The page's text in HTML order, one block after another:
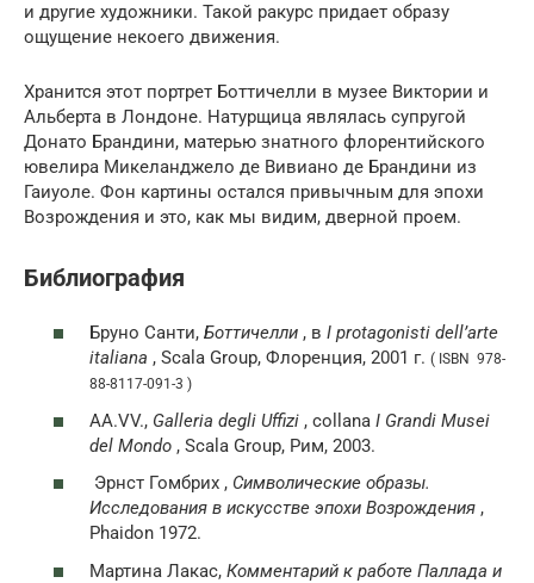
и другие художники. Такой ракурс придает образу
ощущение некоего движения.
Хранится этот портрет Боттичелли в музее Виктории и
Альберта в Лондоне. Натурщица являлась супругой
Донато Брандини, матерью знатного флорентийского
ювелира Микеланджело де Вивиано де Брандини из
Гаиуоле. Фон картины остался привычным для эпохи
Возрождения и это, как мы видим, дверной проем.
Библиография
Бруно Санти, Боттичелли , в I protagonisti dell’arte
italiana , Scala Group, Флоренция, 2001 г. ( ISBN 978-
88-8117-091-3 )
AA.VV., Galleria degli Uffizi , collana I Grandi Musei
del Mondo , Scala Group, Рим, 2003.
Эрнст Гомбрих , Символические образы.
Исследования в искусстве эпохи Возрождения ,
Phaidon 1972.
Мартина Лакас, Комментарий к работе Паллада и